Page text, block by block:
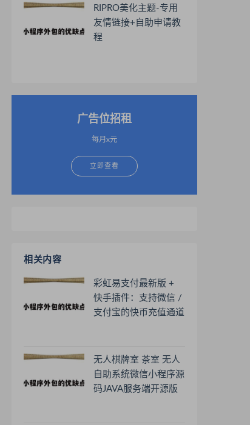
RIPRO美化主题-专用
友情链接+自助申请教
程
广告位招租
每月x元
立即查看
相关内容
彩虹易支付最新版 +
快手插件：支持微信 /
支付宝的快币充值通道
无人棋牌室 茶室 无人
自助系统微信小程序源
码JAVA服务端开源版